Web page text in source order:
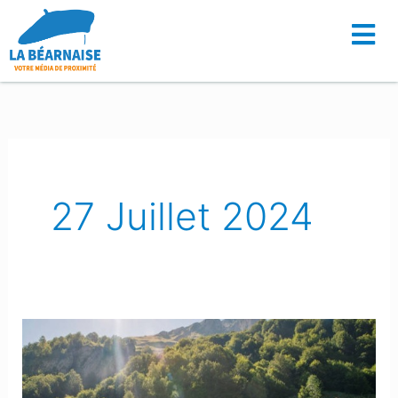
contenu
27 Juillet 2024
couple
Lonsois